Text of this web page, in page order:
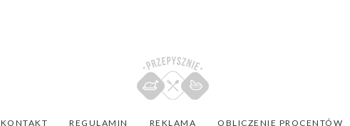
KONTAKT REGULAMIN REKLAMA OBLICZENIE PROCENTÓW